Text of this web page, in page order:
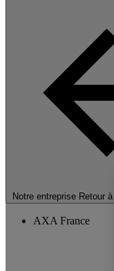
Notre entreprise Retour
AXA France